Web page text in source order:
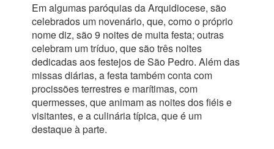
Em algumas paróquias da Arquidiocese, são
celebrados um novenário, que, como o próprio
nome diz, são 9 noites de muita festa; outras
celebram um tríduo, que são três noites
dedicadas aos festejos de São Pedro. Além das
missas diárias, a festa também conta com
procissões terrestres e marítimas, com
quermesses, que animam as noites dos fiéis e
visitantes, e a culinária típica, que é um
destaque à parte.